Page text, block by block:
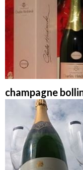
champagne